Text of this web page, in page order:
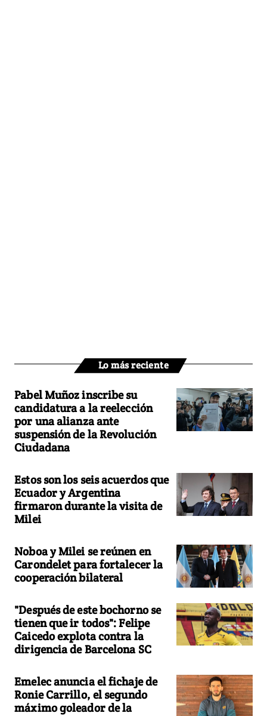
Lo más reciente
Pabel Muñoz inscribe su
candidatura a la reelección
por una alianza ante
suspensión de la Revolución
Ciudadana
Estos son los seis acuerdos que
Ecuador y Argentina
firmaron durante la visita de
Milei
Noboa y Milei se reúnen en
Carondelet para fortalecer la
cooperación bilateral
"Después de este bochorno se
tienen que ir todos": Felipe
Caicedo explota contra la
dirigencia de Barcelona SC
Emelec anuncia el fichaje de
Ronie Carrillo, el segundo
máximo goleador de la